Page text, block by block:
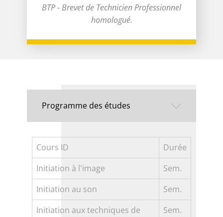
BTP - Brevet de Technicien Professionnel
homologué.
Programme des études
Cours ID
Durée
Initiation à l'image
Sem.
Initiation au son
Sem.
Initiation aux techniques de
Sem.